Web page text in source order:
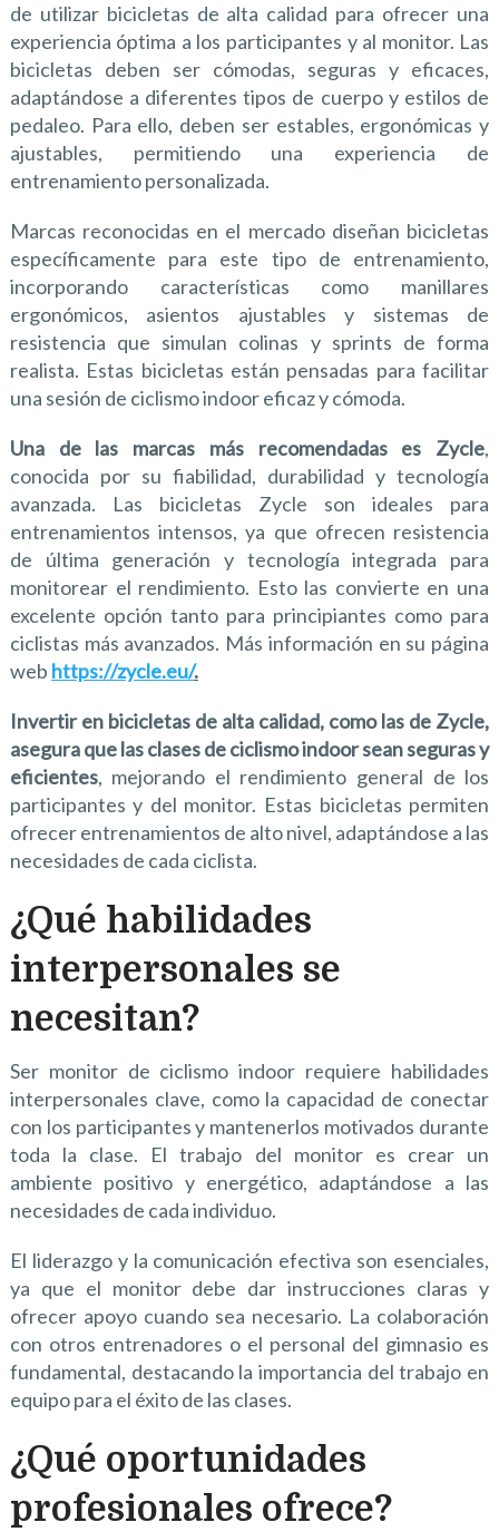
de utilizar bicicletas de alta calidad para ofrecer una
experiencia óptima a los participantes y al monitor. Las
bicicletas deben ser cómodas, seguras y eficaces,
adaptándose a diferentes tipos de cuerpo y estilos de
pedaleo. Para ello, deben ser estables, ergonómicas y
ajustables, permitiendo una experiencia de
entrenamiento personalizada.
Marcas reconocidas en el mercado diseñan bicicletas
específicamente para este tipo de entrenamiento,
incorporando características como manillares
ergonómicos, asientos ajustables y sistemas de
resistencia que simulan colinas y sprints de forma
realista. Estas bicicletas están pensadas para facilitar
una sesión de ciclismo indoor eficaz y cómoda.
Una de las marcas más recomendadas es Zycle,
conocida por su fiabilidad, durabilidad y tecnología
avanzada. Las bicicletas Zycle son ideales para
entrenamientos intensos, ya que ofrecen resistencia
de última generación y tecnología integrada para
monitorear el rendimiento. Esto las convierte en una
excelente opción tanto para principiantes como para
ciclistas más avanzados. Más información en su página
web https://zycle.eu/.
Invertir en bicicletas de alta calidad, como las de Zycle,
asegura que las clases de ciclismo indoor sean seguras y
eficientes, mejorando el rendimiento general de los
participantes y del monitor. Estas bicicletas permiten
ofrecer entrenamientos de alto nivel, adaptándose a las
necesidades de cada ciclista.
¿Qué habilidades
interpersonales se
necesitan?
Ser monitor de ciclismo indoor requiere habilidades
interpersonales clave, como la capacidad de conectar
con los participantes y mantenerlos motivados durante
toda la clase. El trabajo del monitor es crear un
ambiente positivo y energético, adaptándose a las
necesidades de cada individuo.
El liderazgo y la comunicación efectiva son esenciales,
ya que el monitor debe dar instrucciones claras y
ofrecer apoyo cuando sea necesario. La colaboración
con otros entrenadores o el personal del gimnasio es
fundamental, destacando la importancia del trabajo en
equipo para el éxito de las clases.
¿Qué oportunidades
profesionales ofrece?